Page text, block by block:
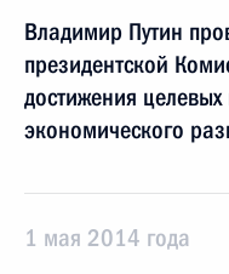
Владимир Путин
президентской
достижения
экономического
1 мая 2014 года